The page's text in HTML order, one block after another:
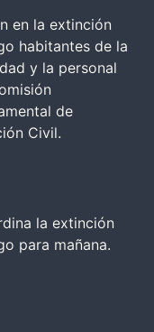
en la extinción
habitantes de la
y la personal
de
Civil.
la extinción
para mañana.